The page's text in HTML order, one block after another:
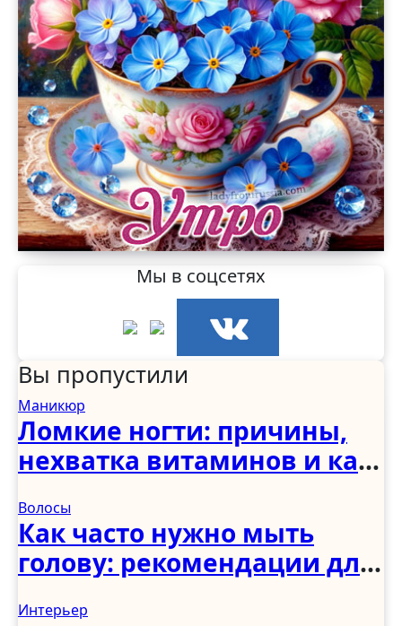
Мы в соцсетях
Вы пропустили
Маникюр
Ломкие ногти: причины,
нехватка витаминов и как
условиях
Волосы
Как часто нужно мыть
голову: рекомендации для
Интерьер